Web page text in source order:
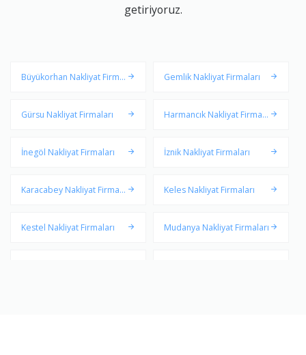
getiriyoruz.
Büyükorhan Nakliyat Firmal
Gemlik Nakliyat Firmaları
Gürsu Nakliyat Firmaları
Harmancık Nakliyat Firmala
İnegöl Nakliyat Firmaları
İznik Nakliyat Firmaları
Karacabey Nakliyat Firmala
Keles Nakliyat Firmaları
Kestel Nakliyat Firmaları Mudanya Nakliyat Firmaları